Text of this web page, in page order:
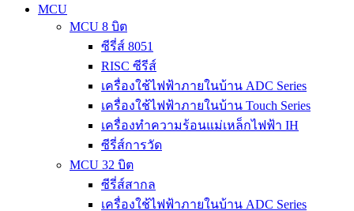
MCU
MCU 8 บิต
ซีรี่ส์ 8051
RISC ซีรีส์
เครื่องใช้ไฟฟ้าภายในบ้าน ADC Series
เครื่องใช้ไฟฟ้าภายในบ้าน Touch Series
เครื่องทำความร้อนแม่เหล็กไฟฟ้า IH
ซีรี่ส์การวัด
MCU 32 บิต
ซีรี่ส์สากล
เครื่องใช้ไฟฟ้าภายในบ้าน ADC Series